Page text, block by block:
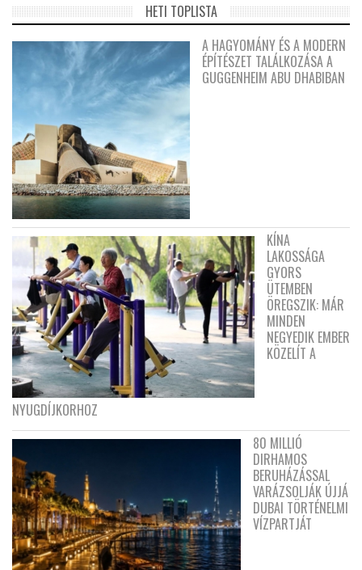
HETI TOPLISTA
A HAGYOMÁNY ÉS A MODERN
ÉPÍTÉSZET TALÁLKOZÁSA A
GUGGENHEIM ABU DHABIBAN
KÍNA
LAKOSSÁGA
GYORS
ÜTEMBEN
ÖREGSZIK: MÁR
MINDEN
NEGYEDIK EMBER
KÖZELÍT A
NYUGDÍJKORHOZ
80 MILLIÓ
DIRHAMOS
BERUHÁZÁSSAL
VARÁZSOLJÁK ÚJJÁ
DUBAI TÖRTÉNELMI
VÍZPARTJÁT